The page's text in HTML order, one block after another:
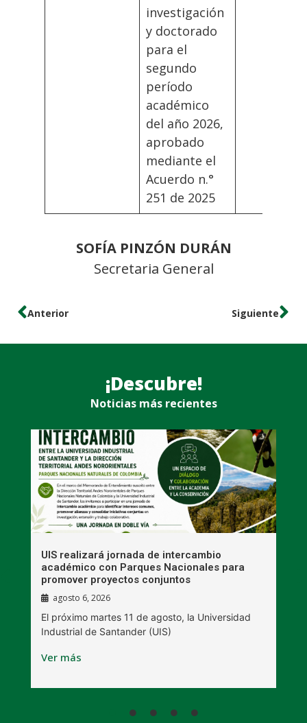
investigación
y doctorado
para el
segundo
período
académico
del año 2026,
aprobado
mediante el
Acuerdo n.°
251 de 2025
SOFÍA PINZÓN DURÁN
Secretaria General
Anterior Siguiente
¡Descubre!
Noticias más recientes
UIS realizará jornada de intercambio
académico con Parques Nacionales para
promover proyectos conjuntos
agosto 6, 2026
El próximo martes 11 de agosto, la Universidad
Industrial de Santander (UIS)
Ver más